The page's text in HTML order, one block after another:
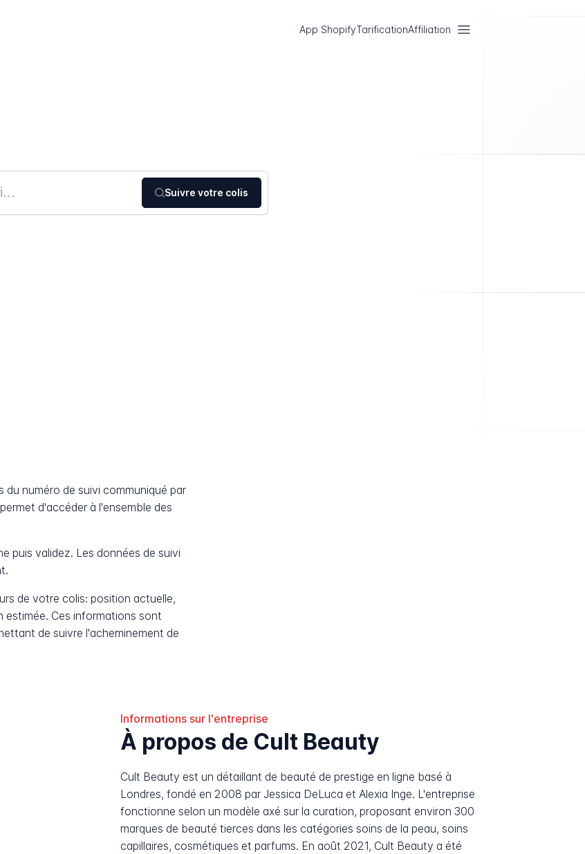
App ShopifyTarificationAffiliation
Suivre votre colis
numéro de suivi communiqué par
d'accéder à l'ensemble des
puis validez. Les données de suivi
de votre colis: position actuelle,
Ces informations sont
de suivre l'acheminement de
Informations sur l'entreprise
À propos de Cult Beauty
Cult Beauty est un détaillant de beauté de prestige en ligne basé à
Londres, fondé en 2008 par Jessica DeLuca et Alexia Inge. L'entreprise
fonctionne selon un modèle axé sur la curation, proposant environ 300
marques de beauté tierces dans les catégories soins de la peau, soins
capillaires, cosmétiques et parfums. En août 2021, Cult Beauty a été